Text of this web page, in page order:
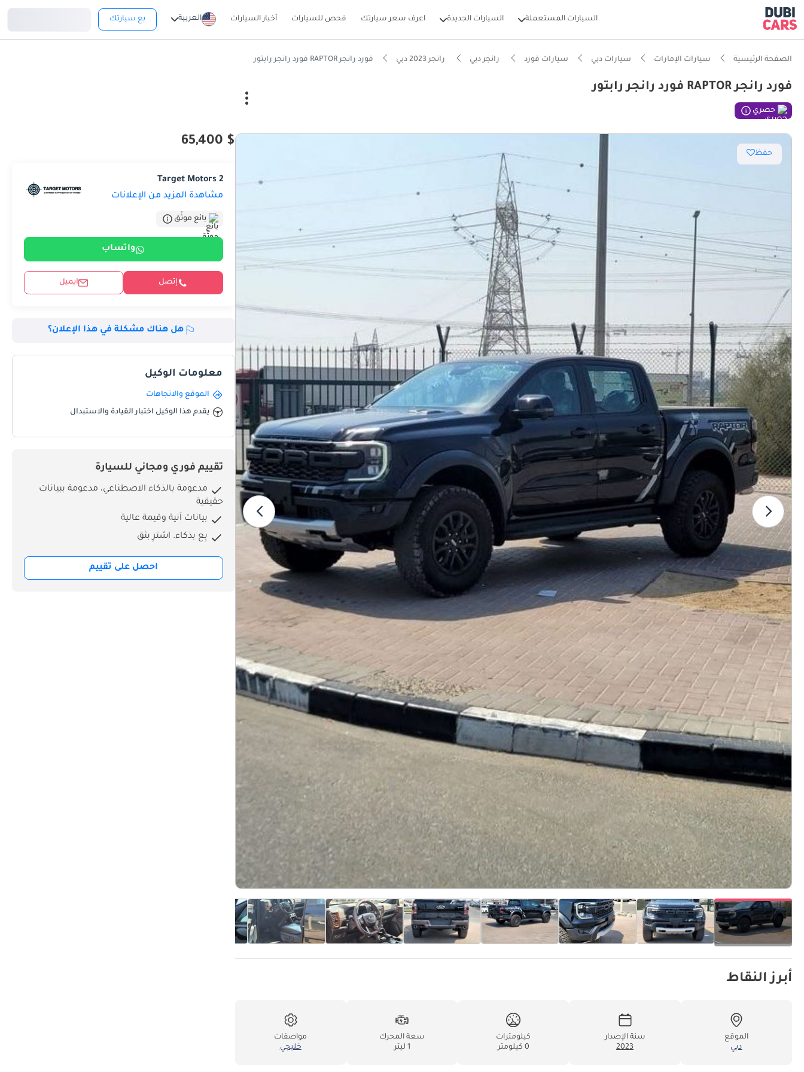
السيارات المستعملة السيارات الجديدة اعرف سعر سيارتك فحص للسيارات أخبار السيارات العربية بع سيارتك
الصفحة الرئيسية سيارات الإمارات سيارات دبي سيارات فورد رانجر دبي رانجر 2023 دبي فورد رانجر RAPTOR فورد رانجر رابتور
فورد رانجر RAPTOR فورد رانجر رابتور
حصري
حفظ
أبرز النقاط
الموقع
دبي
سنة الإصدار
2023
كيلومترات
0 كيلومتر
سعة المحرك
1 ليتر
مواصفات
خليجي
$ 65,400
Target Motors 2
مشاهدة المزيد من الإعلانات
بائع موثّق
واتساب
إتصل ايميل
هل هناك مشكلة في هذا الإعلان؟
معلومات الوكيل
الموقع والاتجاهات
يقدم هذا الوكيل اختبار القيادة والاستبدال
تقييم فوري ومجاني للسيارة
مدعومة بالذكاء الاصطناعي، مدعومة ببيانات
حقيقية
بيانات آنية وقيمة عالية
بِع بذكاء. اشترِ بثق
احصل على تقييم
مصمم خصيصًا للطرق الوعرة
تصنيف السلامة 5 نجوم من NCAP
أحدث معايير أنظمة مساعدة السائق المتقدمة (ADAS)